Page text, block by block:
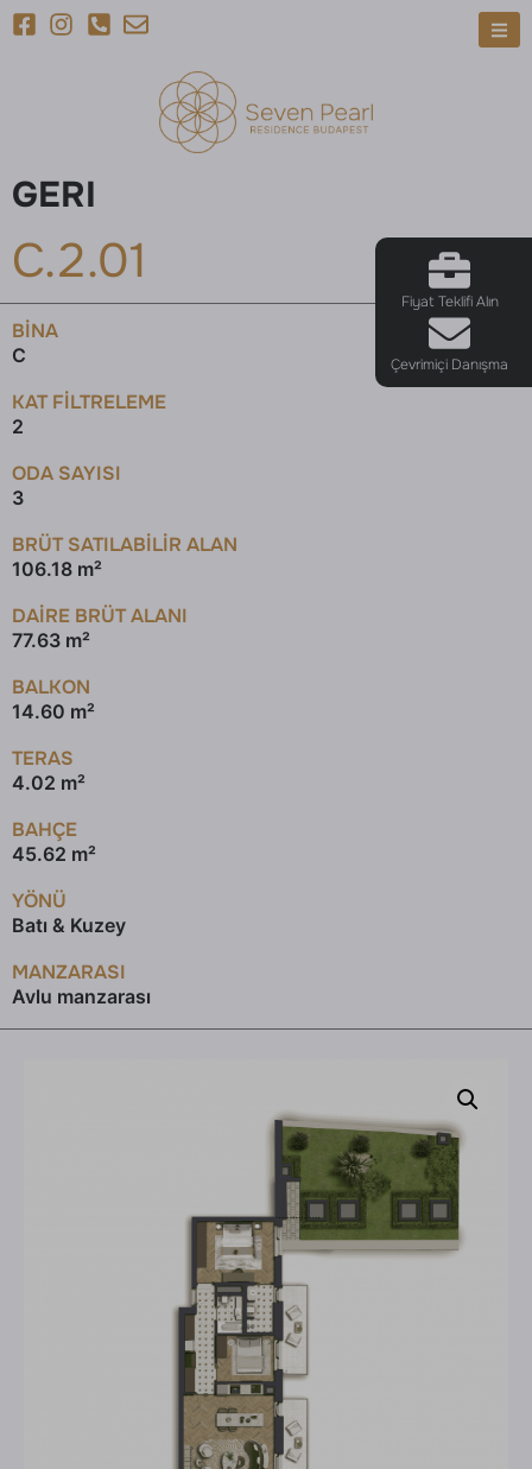
Fiyat Teklifi Alın
Çevrimiçi Danışma
GERI
C.2.01
BINA
C
KAT FILTRELEME
2
ODA SAYISI
3
BRÜT SATILABILIR ALAN
106.18 m²
DAİRE BRÜT ALANI
77.63 m²
BALKON
14.60 m²
TERAS
4.02 m²
BAHÇE
45.62 m²
YÖNÜ
Batı & Kuzey
MANZARASI
Avlu manzarası